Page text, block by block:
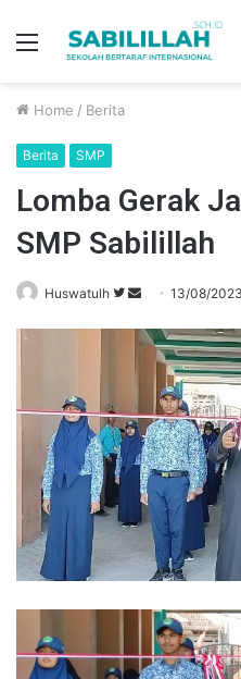
Menu
Home / Berita
Berita SMP
Lomba Gerak
SMP Sabilillah
Huswatulh
F
w
o
w
i
t
t
r
n
n
e
m
a
i
l
13/08/2023